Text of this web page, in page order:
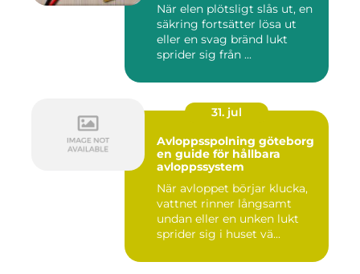
När elen plötsligt slås ut, en
säkring fortsätter lösa ut
eller en svag bränd lukt
sprider sig från ...
31. jul
Avloppsspolning göteborg
en guide för hållbara
avloppssystem
När avloppet börjar klucka,
vattnet rinner långsamt
undan eller en unken lukt
sprider sig i huset vä...